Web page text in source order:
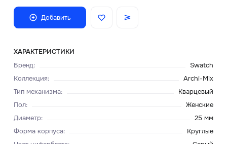
Добавить
ХАРАКТЕРИСТИКИ
Бренд:
Swatch
Коллекция:
Archi-Mix
Тип механизма:
Кварцевый
Пол:
Женские
Диаметр:
25 мм
Форма корпуса:
Круглые
Блог